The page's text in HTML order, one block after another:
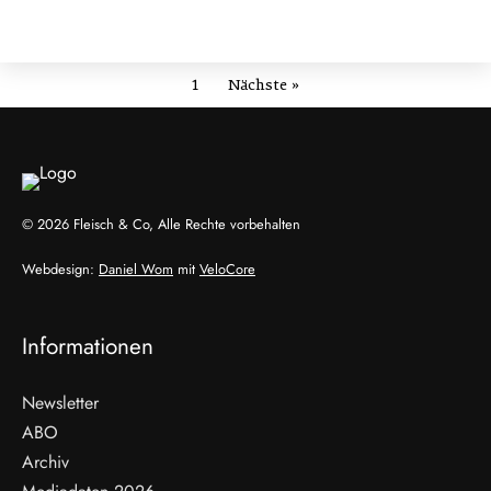
1 Nächste »
© 2026 Fleisch & Co, Alle Rechte vorbehalten
Webdesign: Daniel Wom mit VeloCore
Informationen
Newsletter
ABO
Archiv